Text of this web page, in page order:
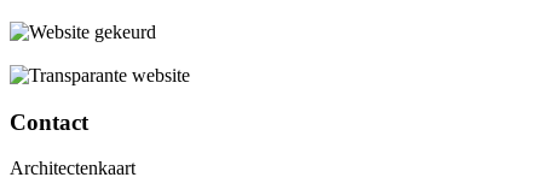
Contact
Architectenkaart